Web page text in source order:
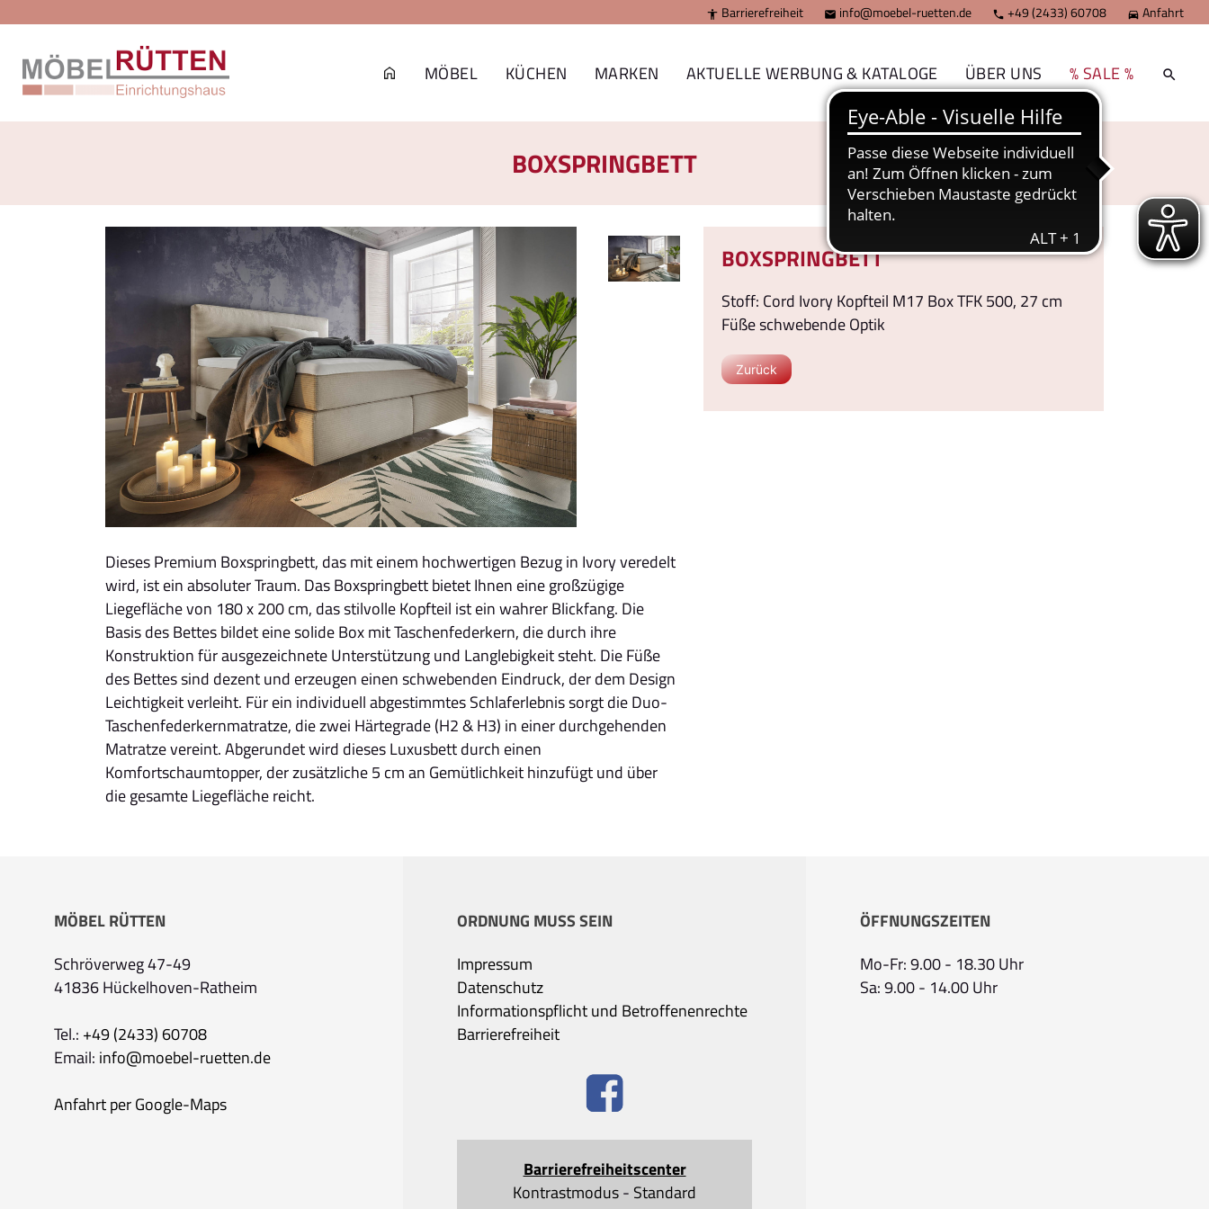
 Barrierefreiheit  info@moebel-ruetten.de  +49 (2433) 60708  Anfahrt
MÖBEL KÜCHEN MARKEN AKTUELLE WERBUNG & KATALOGE ÜBER UNS % SALE %
BOXSPRINGBETT
Dieses Premium Boxspringbett, das mit einem hochwertigen Bezug in Ivory veredelt
wird, ist ein absoluter Traum. Das Boxspringbett bietet Ihnen eine großzügige
Liegefläche von 180 x 200 cm, das stilvolle Kopfteil ist ein wahrer Blickfang. Die
Basis des Bettes bildet eine solide Box mit Taschenfederkern, die durch ihre
Konstruktion für ausgezeichnete Unterstützung und Langlebigkeit steht. Die Füße
des Bettes sind dezent und erzeugen einen schwebenden Eindruck, der dem Design
Leichtigkeit verleiht. Für ein individuell abgestimmtes Schlaferlebnis sorgt die Duo-
Taschenfederkernmatratze, die zwei Härtegrade (H2 & H3) in einer durchgehenden
Matratze vereint. Abgerundet wird dieses Luxusbett durch einen
Komfortschaumtopper, der zusätzliche 5 cm an Gemütlichkeit hinzufügt und über
die gesamte Liegefläche reicht.
BOXSPRINGBETT
Stoff: Cord Ivory Kopfteil M17 Box TFK 500, 27 cm
Füße schwebende Optik
Zurück
MÖBEL RÜTTEN
Schröverweg 47-49
41836 Hückelhoven-Ratheim
Tel.: +49 (2433) 60708
Email: info@moebel-ruetten.de
Anfahrt per Google-Maps
ORDNUNG MUSS SEIN
Impressum
Datenschutz
Informationspflicht und Betroffenenrechte
Barrierefreiheit
Barrierefreiheitscenter
Kontrastmodus- Standard
ÖFFNUNGSZEITEN
Mo-Fr: 9.00 - 18.30 Uhr
Sa: 9.00 - 14.00 Uhr